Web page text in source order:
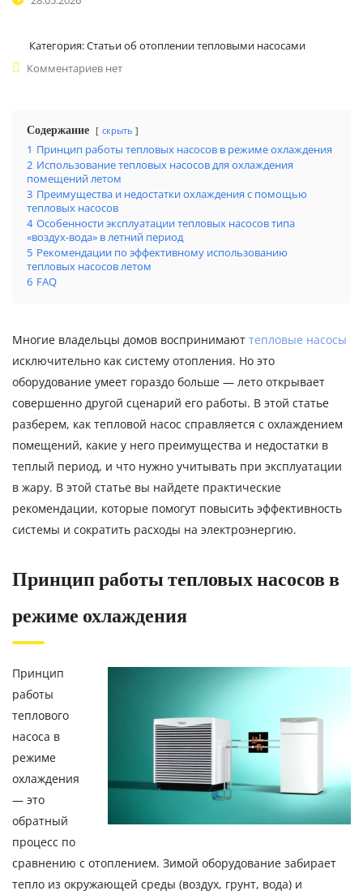
Категория:Статьи об отоплении тепловыми насосами
Комментариев нет
Содержание скрыть
1 Принцип работы тепловых насосов в режиме охлаждения
2 Использование тепловых насосов для охлаждения
помещений летом
3 Преимущества и недостатки охлаждения с помощью
тепловых насосов
4 Особенности эксплуатации тепловых насосов типа
«воздух-вода» в летний период
5 Рекомендации по эффективному использованию
тепловых насосов летом
6 FAQ
Многие владельцы домов воспринимают тепловые насосы
исключительно как систему отопления. Но это
оборудование умеет гораздо больше — лето открывает
совершенно другой сценарий его работы. В этой статье
разберем, как тепловой насос справляется с охлаждением
помещений, какие у него преимущества и недостатки в
теплый период, и что нужно учитывать при эксплуатации
в жару. В этой статье вы найдете практические
рекомендации, которые помогут повысить эффективность
системы и сократить расходы на электроэнергию.
Принцип работы тепловых насосов в
режиме охлаждения
Принцип
работы
теплового
насоса в
режиме
охлаждения
— это
обратный
процесс по
сравнению с отоплением. Зимой оборудование забирает
тепло из окружающей среды (воздух, грунт, вода) и